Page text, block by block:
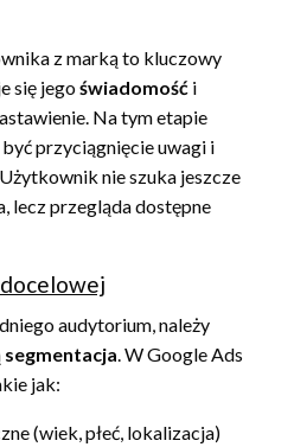
z marką to kluczowy
się jegoświadomość i
Na tym etapie
przyciągnięcie uwagi i
nie szuka jeszcze
lecz przegląda dostępne
audytorium, należy
segmentacja. W Google Ads
jak:
(wiek, płeć, lokalizacja)